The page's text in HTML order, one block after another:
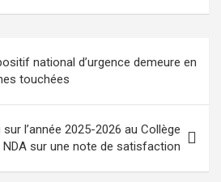
national d’urgence demeure en
touchées
l’année 2025-2026 au Collège
NDA sur une note de satisfaction